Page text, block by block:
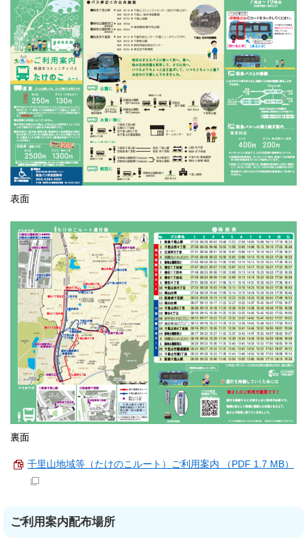
表面
裏面
千里山地域等（たけのこルート）ご利用案内 （PDF 1.7 MB）
ご利用案内配布場所